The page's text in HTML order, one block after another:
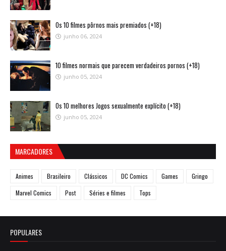
Os 10 filmes pôrnos mais premiados (+18)
junho 06, 2024
10 filmes normais que parecem verdadeiros pornos (+18)
junho 05, 2024
Os 10 melhores Jogos sexualmente explícito (+18)
junho 05, 2024
MARCADORES
Animes Brasileiro Clássicos DC Comics Games
Gringo
Marvel Comics
Post Séries e filmes Tops
POPULARES